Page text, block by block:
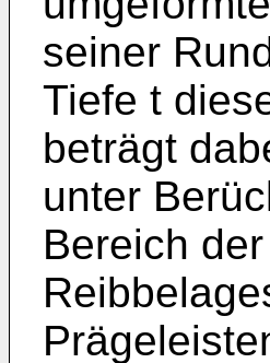
seiner
Tiefe t
beträgt
unter
Bereich